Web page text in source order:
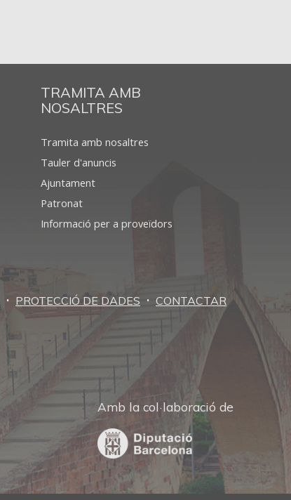
TRAMITA AMB
NOSALTRES
Tramita amb nosaltres
Tauler d'anuncis
Ajuntament
Patronat
Informació per a proveïdors
· PROTECCIÓ DE DADES · CONTACTAR
Amb la col·laboració de